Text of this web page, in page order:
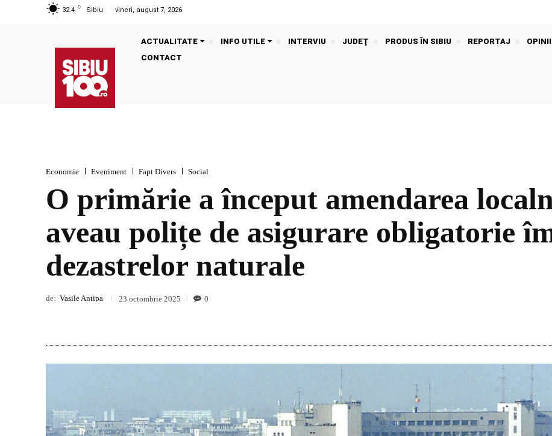
32.4 C Sibiu vineri, august 7, 2026
ACTUALITATE INFO UTILE INTERVIU JUDEŢ PRODUS ÎN SIBIU REPORTAJ OPINII
CONTACT
Economie Eveniment Fapt Divers Social
O primărie a început amendarea
aveau polițe de asigurare obligatorie
dezastrelor naturale
de: Vasile Antipa 23 octombrie 2025 0